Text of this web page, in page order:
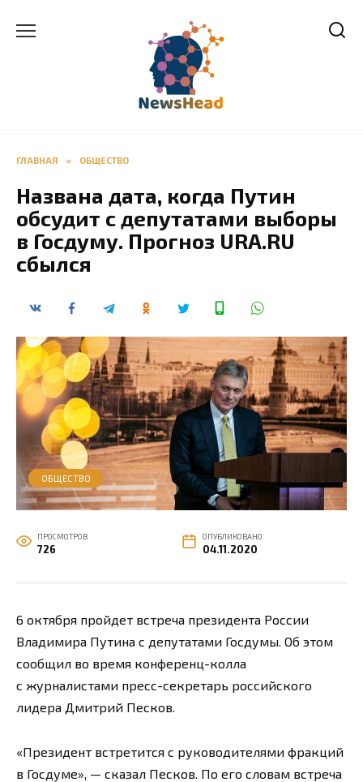
ГЛАВНАЯ » ОБЩЕСТВО
Названа дата, когда Путин
обсудит с депутатами выборы
в Госдуму. Прогноз URA.RU
сбылся
ОБЩЕСТВО
ПРОСМОТРОВ
726
ОПУБЛИКОВАНО
04.11.2020
6 октября пройдет встреча президента России
Владимира Путина с депутатами Госдумы. Об этом
сообщил во время конференц-колла
с журналистами пресс-секретарь российского
лидера Дмитрий Песков.
«Президент встретится с руководителями фракций
в Госдуме», — сказал Песков. По его словам встреча